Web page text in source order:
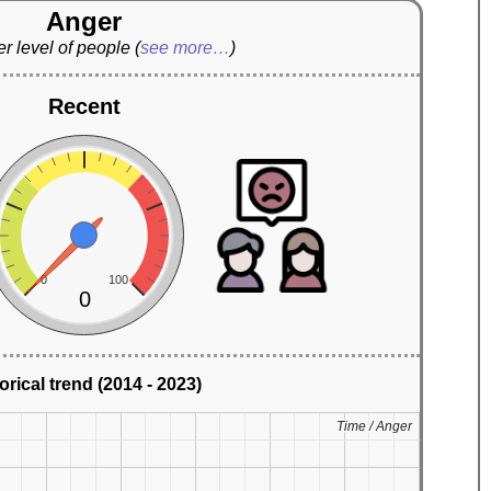
Anger
level of people(see more…)
Recent
0 100
0
trend (2014 - 2023)
Time / Anger
Time / Anger